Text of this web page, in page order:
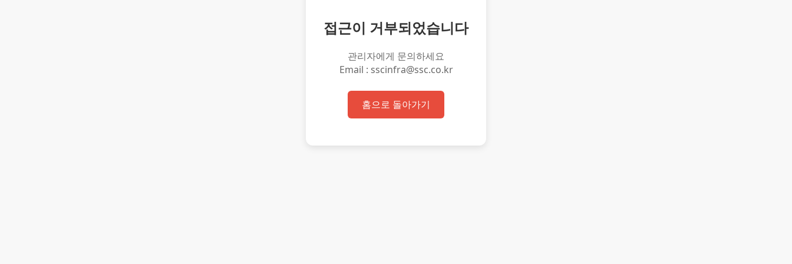
접근이 거부되었습니다
관리자에게 문의하세요
Email : sscinfra@ssc.co.kr
홈으로 돌아가기